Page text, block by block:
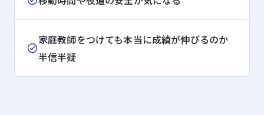
家庭教師をつけても本当に成績が伸びるのか
半信半疑